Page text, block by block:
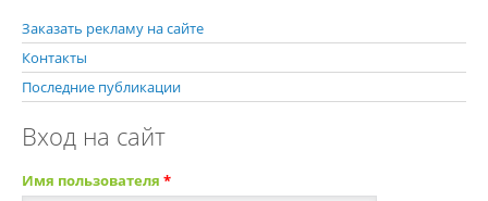
Заказать рекламу на сайте
Контакты
Последние публикации
Вход на сайт
Имя пользователя *